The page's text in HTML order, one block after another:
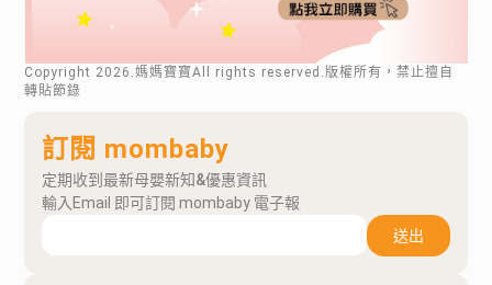
Copyright 2026 .媽媽寶寶All rights reserved.版權所有，禁止擅自
轉貼節錄
訂閱 mombaby
定期收到最新母嬰新知&優惠資訊
輸入Email 即可訂閱 mombaby 電子報
送出